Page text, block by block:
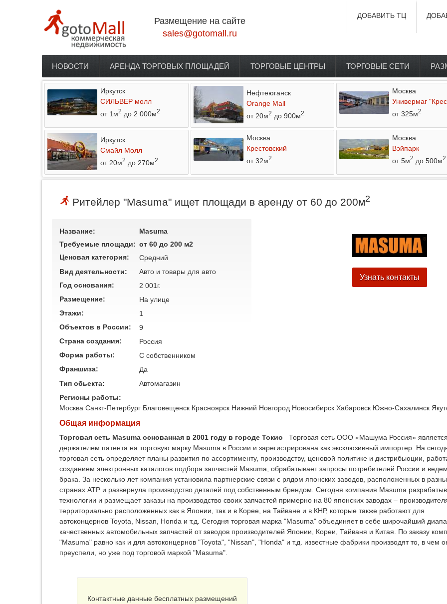
Размещение на сайте
sales@gotomall.ru
ДОБАВИТЬ ТЦ
Главное меню
НОВОСТИ АРЕНДА ТОРГОВЫХ ПЛОЩАДЕЙ ТОРГОВЫЕ ЦЕНТРЫ ТОРГОВЫЕ СЕТИ
Иркутск
СИЛЬВЕР молл
от 1м2 до 2 000м2
Нефтеюганск
Orange Mall
от 20м2 до 900м2
Москва
Универмаг
от 325м2
Иркутск
Смайл Молл
от 20м2 до 270м2
Москва
Крестовский
от 32м2
Москва
Вэйпарк
от 5м2 до 500м2
Ритейлер "Masuma" ищет площади в аренду от 60 до 200м2
Название:
Masuma
Требуемые площади: от 60 до 200 м2
Ценовая категория:
Средний
Вид деятельности:
Авто и товары для авто
Год основания:
2 001г.
Размещение:
На улице
Этажи:
1
Узнать контакты
Объектов в России:
9
Страна создания:
Россия
Форма работы:
C собственником
Франшиза:
Да
Тип обьекта:
Автомагазин
Регионы работы:
Москва Санкт-Петербург Благовещенск Красноярск Нижний Новгород Новосибирск Хабаровск Южно-Сахалинск
Общая информация
Торговая сеть Masuma основанная в 2001 году в городе Токио
Торговая сеть ООО «Машума Россия»
держателем патента на торговую марку Masuma в России и зарегистрирована как эксклюзивный импортер. На
торговая сеть определяет планы развития по ассортименту, производству, ценовой политике и дистрибьюции,
созданием электронных каталогов подбора запчастей Masuma, обрабатывает запросы потребителей России и
брака. За несколько лет компания установила партнерские связи с рядом японских заводов, расположенных в
странах АТР и развернула производство деталей под собственным брендом. Сегодня компания Masuma
технологии и размещает заказы на производство своих запчастей примерно на 80 японских заводах –
территориально расположенных как в Японии, так и в Корее, на Тайване и в КНР, которые также работают для
автоконцернов Toyota, Nissan, Honda и т.д. Сегодня торговая марка "Masuma" объединяет в себе широчайший
качественных автомобильных запчастей от заводов производителей Японии, Кореи, Тайваня и Китая. По заказу
"Masuma" равно как и для автоконцернов "Toyota", "Nissan", "Honda" и т.д. известные фабрики производят то, в чем
преуспели, но уже под торговой маркой "Masuma".
Контактные данные бесплатных размещений